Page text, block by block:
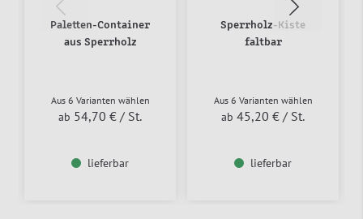
Paletten-Container
aus Sperrholz
Aus 6 Varianten wählen
ab 54,70 € / St.
lieferbar
Sperrholz-Kiste
faltbar
Aus 6 Varianten wählen
ab 45,20 € / St.
lieferbar